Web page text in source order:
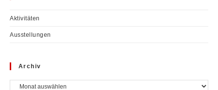
Aktivitäten
Ausstellungen
Archiv
Archiv